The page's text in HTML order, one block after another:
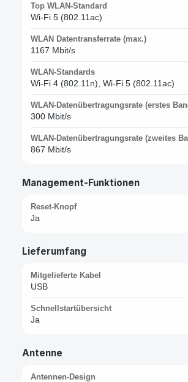
Top WLAN-Standard
Wi-Fi 5 (802.11ac)
WLAN Datentransferrate (max.)
1167 Mbit/s
WLAN-Standards
Wi-Fi 4 (802.11n), Wi-Fi 5 (802.11ac)
WLAN-Datenübertragungsrate (erstes
300 Mbit/s
WLAN-Datenübertragungsrate (zweites
867 Mbit/s
Management-Funktionen
Reset-Knopf
Ja
Lieferumfang
Mitgelieferte Kabel
USB
Schnellstartübersicht
Ja
Antenne
Antennen-Design